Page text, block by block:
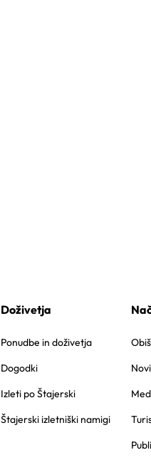
Doživetja
Ponudbe in doživetja
Dogodki
Izleti po Štajerski
Štajerski izletniški namigi